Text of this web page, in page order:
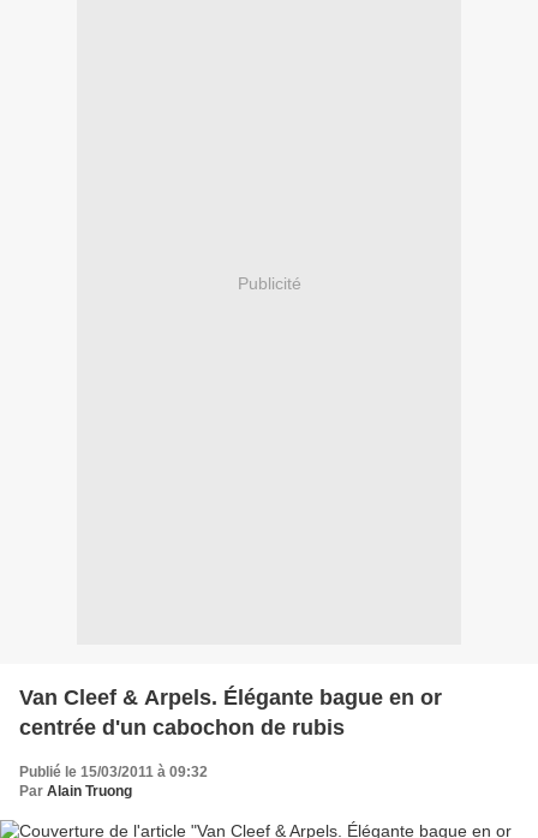
Publicité
Van Cleef & Arpels. Élégante bague en or
centrée d'un cabochon de rubis
Publié le 15/03/2011 à 09:32
Par Alain Truong